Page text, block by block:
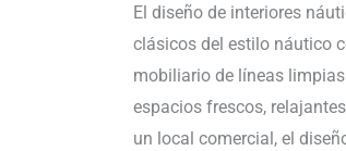
El diseño de interiores
clásicos del estilo náutico
mobiliario de líneas
espacios frescos,
un local comercial, el